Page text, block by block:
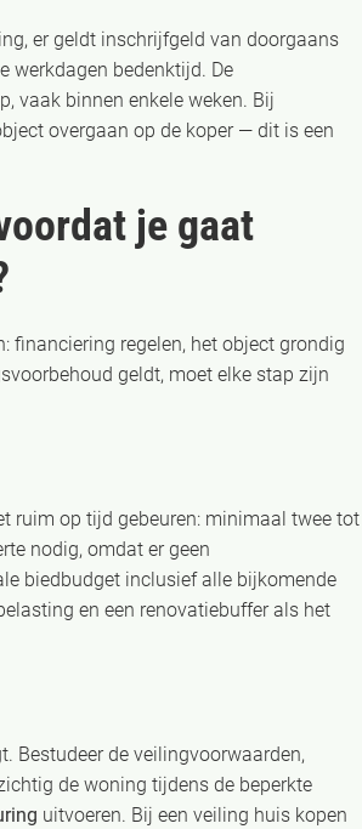
er geldt inschrijfgeld van doorgaans
werkdagen bedenktijd. De
vaak binnen enkele weken. Bij
overgaan op de koper — dit is een
je gaat
financiering regelen, het object grondig
geldt, moet elke stap zijn
ruim op tijd gebeuren: minimaal twee tot
nodig, omdat er geen
biedbudget inclusief alle bijkomende
en een renovatiebuffer als het
Bestudeer de veilingvoorwaarden,
de woning tijdens de beperkte
uitvoeren. Bij een veiling huis kopen